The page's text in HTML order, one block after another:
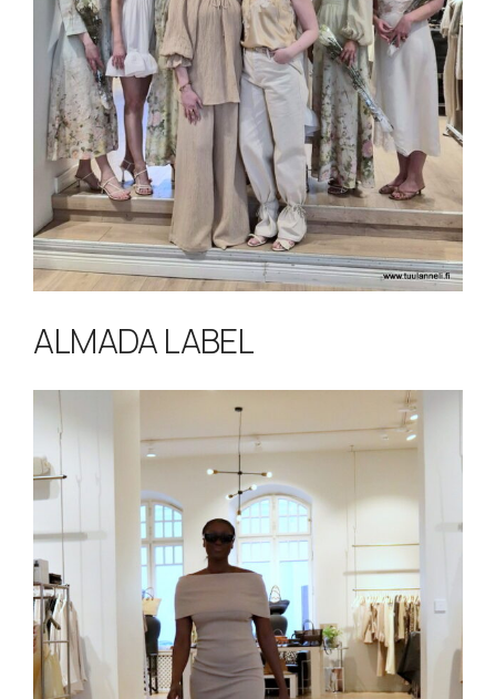
ALMADA LABEL